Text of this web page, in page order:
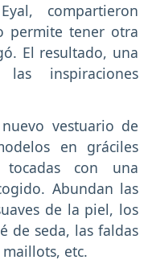
compartieron
permite tener otra
El resultado, una
inspiraciones
vestuario de
en gráciles
tocadas con una
Abundan las
de la piel, los
de seda, las faldas
etc.